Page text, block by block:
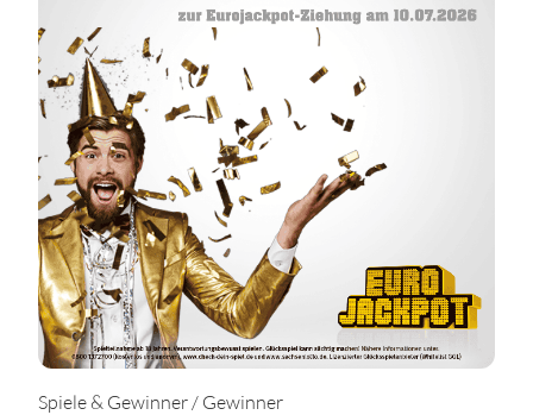
Spiele & Gewinner / Gewinner